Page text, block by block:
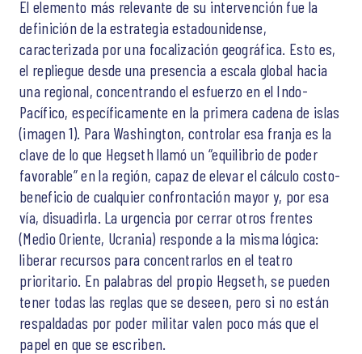
El elemento más relevante de su intervención fue la
definición de la estrategia estadounidense,
caracterizada por una focalización geográfica. Esto es,
el repliegue desde una presencia a escala global hacia
una regional, concentrando el esfuerzo en el Indo-
Pacífico, específicamente en la primera cadena de islas
(imagen 1). Para Washington, controlar esa franja es la
clave de lo que Hegseth llamó un “equilibrio de poder
favorable” en la región, capaz de elevar el cálculo costo-
beneficio de cualquier confrontación mayor y, por esa
vía, disuadirla. La urgencia por cerrar otros frentes
(Medio Oriente, Ucrania) responde a la misma lógica:
liberar recursos para concentrarlos en el teatro
prioritario. En palabras del propio Hegseth, se pueden
tener todas las reglas que se deseen, pero si no están
respaldadas por poder militar valen poco más que el
papel en que se escriben.